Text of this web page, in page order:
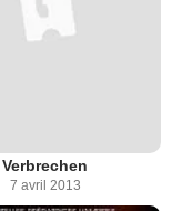
Verbrechen
7 avril 2013